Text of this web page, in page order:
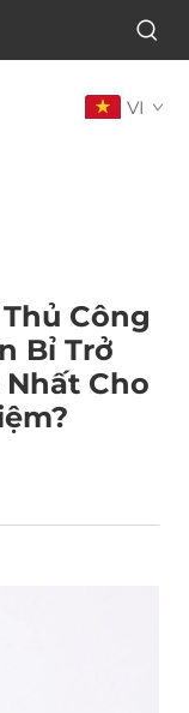
VI
Công
Bỉ Trở
Cho